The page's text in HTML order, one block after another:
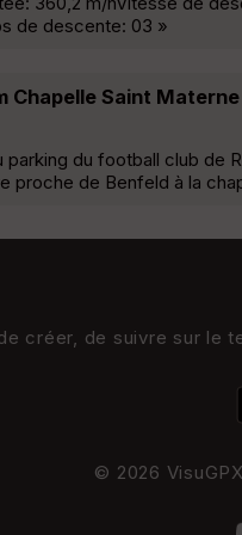
de descente: 03 »
Chapelle Saint Materne
parking du football club
proche de Benfeld à la
créer, de suivre sur le
© 2026 VisuGPX